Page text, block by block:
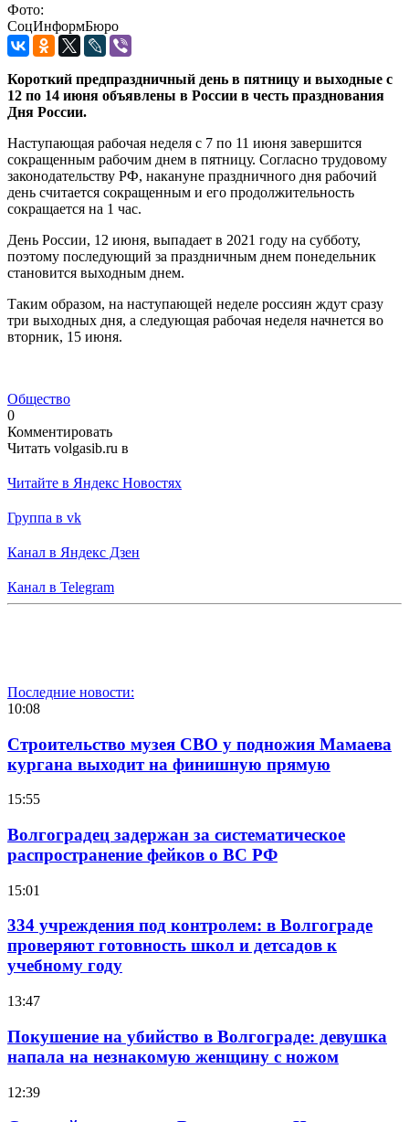
Фото:
СоцИнформБюро
Короткий предпраздничный день в пятницу и выходные с
12 по 14 июня объявлены в России в честь празднования
Дня России.
Наступающая рабочая неделя с 7 по 11 июня завершится
сокращенным рабочим днем в пятницу. Согласно трудовому
законодательству РФ, накануне праздничного дня рабочий
день считается сокращенным и его продолжительность
сокращается на 1 час.
День России, 12 июня, выпадает в 2021 году на субботу,
поэтому последующий за праздничным днем понедельник
становится выходным днем.
Таким образом, на наступающей неделе россиян ждут сразу
три выходных дня, а следующая рабочая неделя начнется во
вторник, 15 июня.
Общество
0
Комментировать
Читать volgasib.ru в
Читайте в Яндекс Новостях
Группа в vk
Канал в Яндекс Дзен
Канал в Telegram
Последние новости:
10:08
Строительство музея СВО у подножия Мамаева
кургана выходит на финишную прямую
15:55
Волгоградец задержан за систематическое
распространение фейков о ВС РФ
15:01
334 учреждения под контролем: в Волгограде
проверяют готовность школ и детсадов к
учебному году
13:47
Покушение на убийство в Волгограде: девушка
напала на незнакомую женщину с ножом
12:39